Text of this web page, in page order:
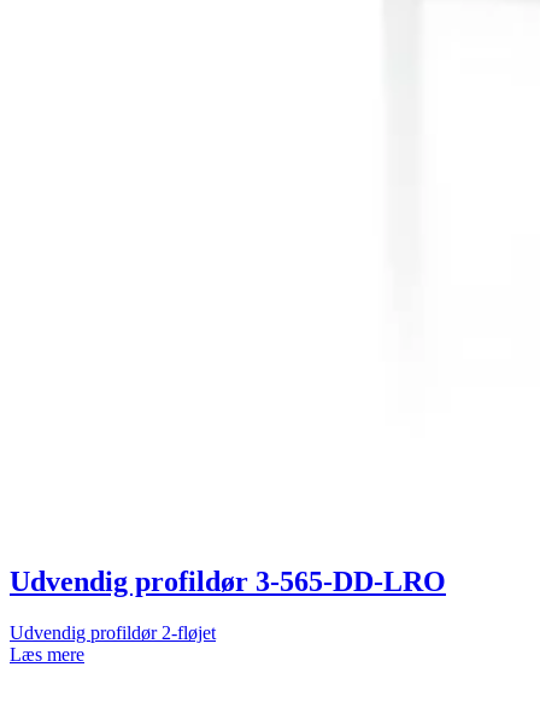
Udvendig profildør 3-565-DD-LRO
Udvendig profildør 2-fløjet
Læs mere